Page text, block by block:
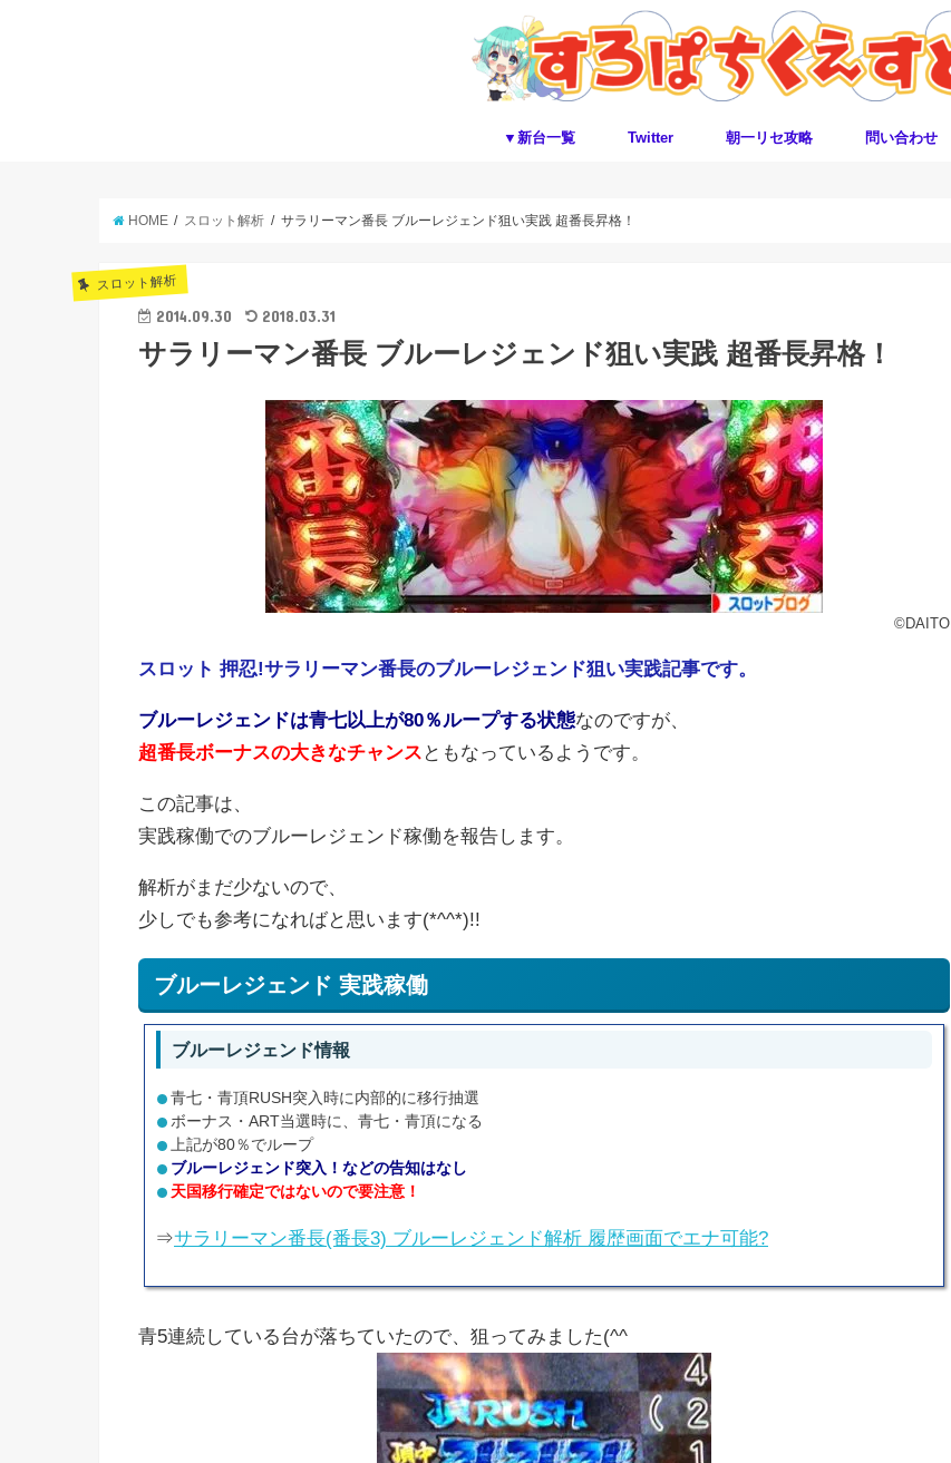
▼新台一覧 Twitter 朝一リセ攻略 問い合わせ
HOME スロット解析 サラリーマン番長 ブルーレジェンド狙い実践 超番長昇格！
スロット解析
2014.09.30 2018.03.31
サラリーマン番長 ブルーレジェンド狙い実践 超番長昇格！
©DAITO
スロット 押忍!サラリーマン番長のブルーレジェンド狙い実践記事です。
ブルーレジェンドは青七以上が80％ループする状態なのですが、
超番長ボーナスの大きなチャンス ともなっているようです。
この記事は、
実践稼働でのブルーレジェンド稼働を報告します。
解析がまだ少ないので、
少しでも参考になればと思います(*^^*)!!
ブルーレジェンド 実践稼働
ブルーレジェンド情報
青七・青頂RUSH突入時に内部的に移行抽選
ボーナス・ART当選時に、青七・青頂になる
上記が80％でループ
ブルーレジェンド突入！などの告知はなし
天国移行確定ではないので要注意！
⇒サラリーマン番長(番長3) ブルーレジェンド解析 履歴画面でエナ可能?
青5連続している台が落ちていたので、狙ってみました(^^ゞ